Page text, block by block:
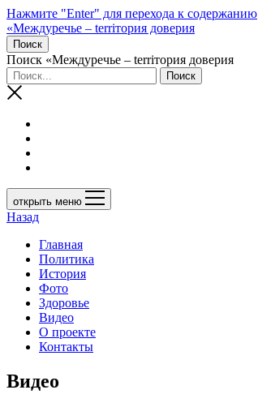
Нажмите "Enter" для перехода к содержанию
«Междуречье – terriтория доверия
Поиск
Поиск «Междуречье – terriтория доверия
открыть меню
Назад
Главная
Политика
История
Фото
Здоровье
Видео
О проекте
Контакты
Видео